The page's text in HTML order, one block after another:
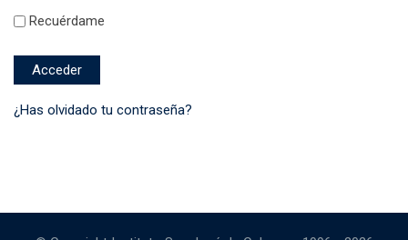
Recuérdame
Acceder
¿Has olvidado tu contraseña?